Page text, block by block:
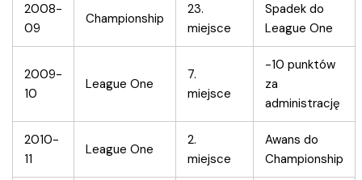
2008-
09
Championship
23.
miejsce
Spadek do
League One
2009-
10
League One
7.
miejsce
-10 punktów
za
administrację
2010-
11
League One
2.
miejsce
Awans do
Championship